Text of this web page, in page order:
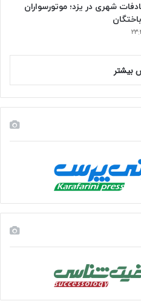
شهری در یزد؛ موتورسواران
بیشتر